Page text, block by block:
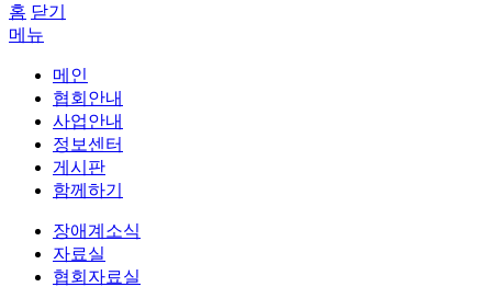
홈 닫기
메뉴
메인
협회안내
사업안내
정보센터
게시판
함께하기
장애계소식
자료실
협회자료실